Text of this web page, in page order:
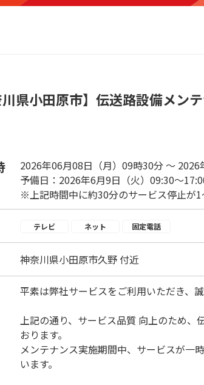
県小田原市】伝送路設備メン
2026年06月08日（月）09時30分 ～
予備日：2026年6月9日（火）09:30～
※上記時間中に約30分のサービス停止が1
テレビ ネット 固定電話
神奈川県小田原市久野 付近
平素は弊社サービスをご利用いただき、
上記の通り、サービス品質 向上のため、
おります。
メンテナンス実施期間中、サービスが一
います。